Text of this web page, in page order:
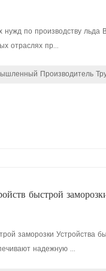
по производству льда
отраслях пр...
Производитель
быстрой
заморозки Устройства
надежную ...